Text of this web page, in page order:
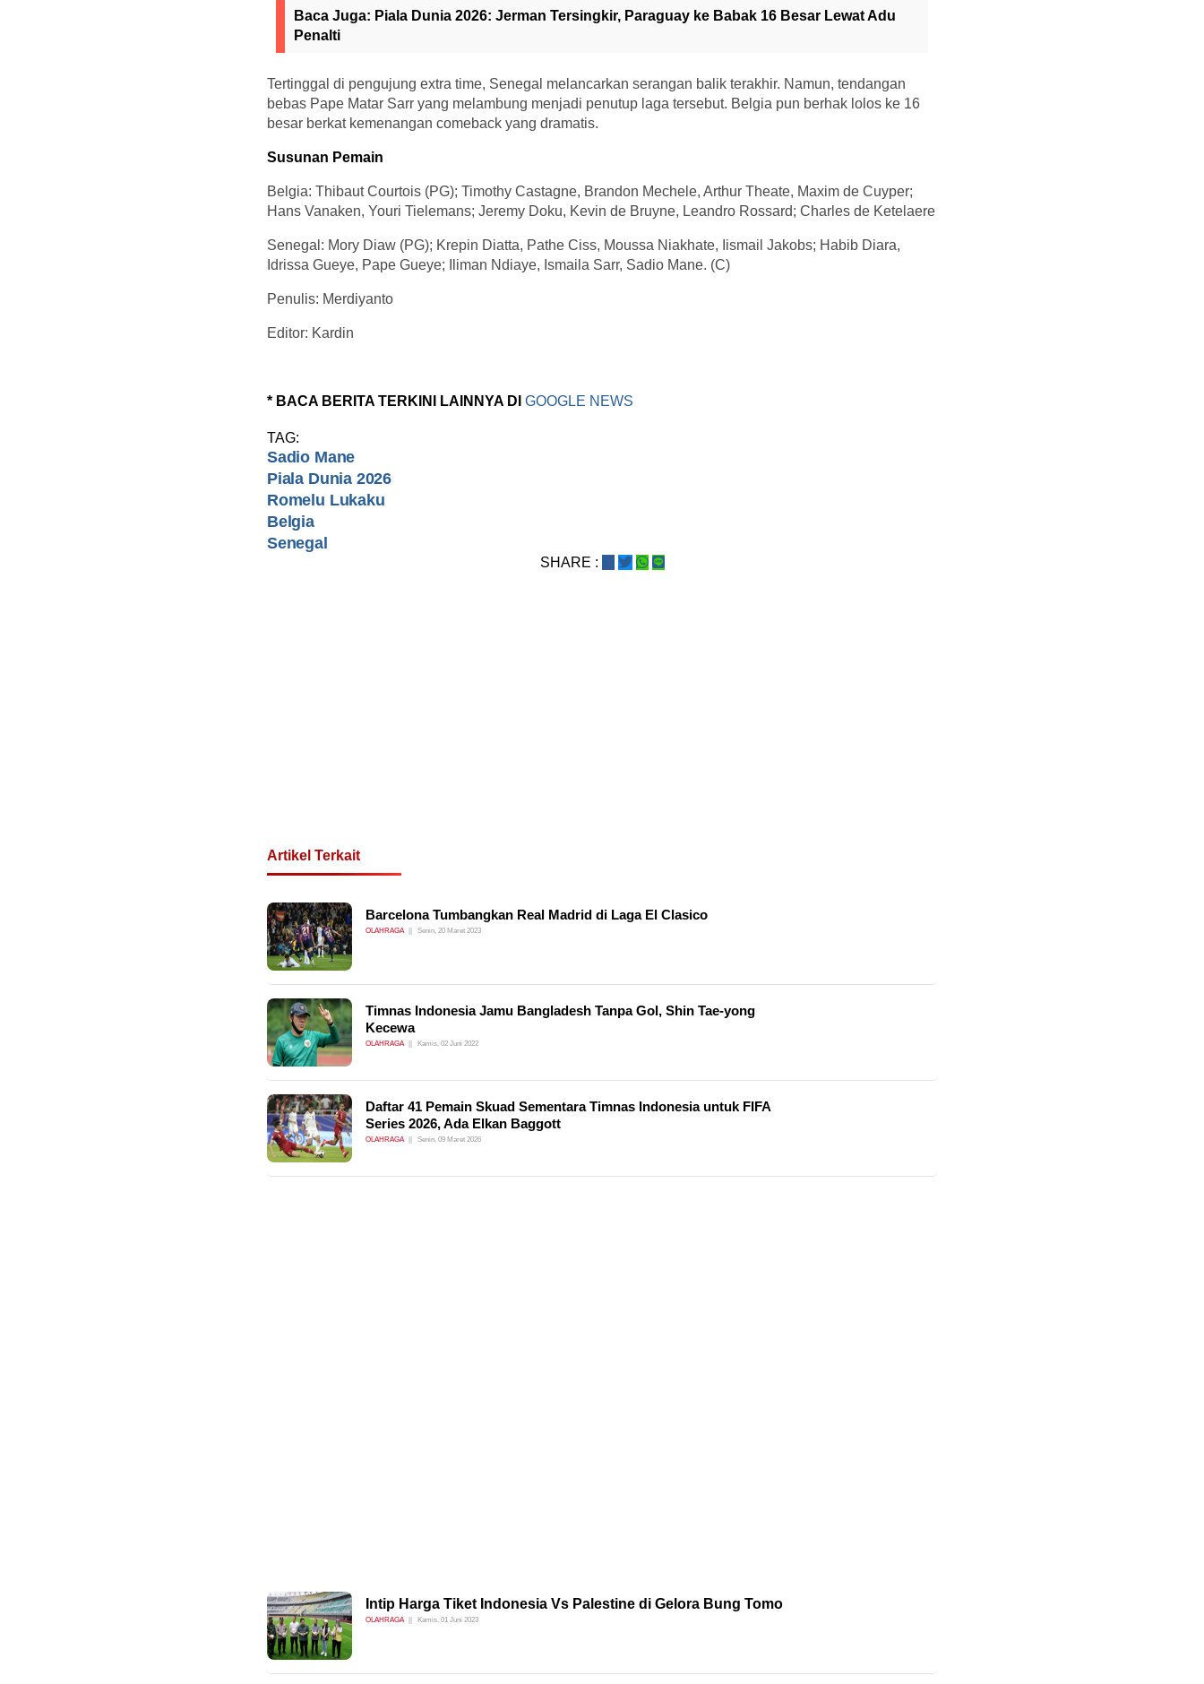
Baca Juga: Piala Dunia 2026: Jerman Tersingkir, Paraguay ke Babak 16 Besar Lewat Adu
Penalti
Tertinggal di pengujung extra time, Senegal melancarkan serangan balik terakhir. Namun, tendangan
bebas Pape Matar Sarr yang melambung menjadi penutup laga tersebut. Belgia pun berhak lolos ke 16
besar berkat kemenangan comeback yang dramatis.
Susunan Pemain
Belgia: Thibaut Courtois (PG); Timothy Castagne, Brandon Mechele, Arthur Theate, Maxim de Cuyper;
Hans Vanaken, Youri Tielemans; Jeremy Doku, Kevin de Bruyne, Leandro Rossard; Charles de Ketelaere
Senegal: Mory Diaw (PG); Krepin Diatta, Pathe Ciss, Moussa Niakhate, Iismail Jakobs; Habib Diara,
Idrissa Gueye, Pape Gueye; Iliman Ndiaye, Ismaila Sarr, Sadio Mane. (C)
Penulis: Merdiyanto
Editor: Kardin
* BACA BERITA TERKINI LAINNYA DI GOOGLE NEWS
TAG:
Sadio Mane
Piala Dunia 2026
Romelu Lukaku
Belgia
Senegal
SHARE :
Artikel Terkait
Barcelona Tumbangkan Real Madrid di Laga El Clasico
OLAHRAGA Senin, 20 Maret 2023
Timnas Indonesia Jamu Bangladesh Tanpa Gol, Shin Tae-yong
Kecewa
OLAHRAGA Kamis, 02 Juni 2022
Daftar 41 Pemain Skuad Sementara Timnas Indonesia untuk FIFA
Series 2026, Ada Elkan Baggott
OLAHRAGA Senin, 09 Maret 2026
Intip Harga Tiket Indonesia Vs Palestine di Gelora Bung Tomo
OLAHRAGA Kamis, 01 Juni 2023